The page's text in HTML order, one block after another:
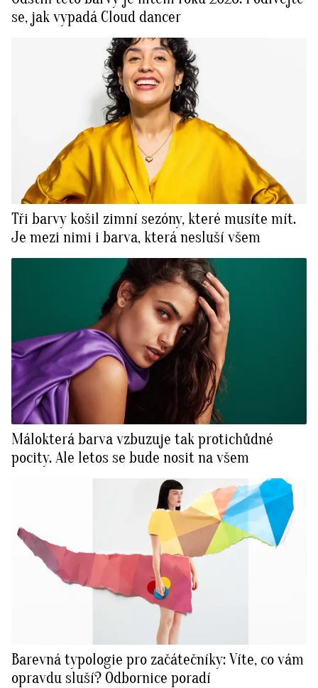
se, jak vypadá Cloud dancer
Tři barvy košil zimní sezóny, které musíte mít.
Je mezi nimi i barva, která nesluší všem
Málokterá barva vzbuzuje tak protichůdné
pocity. Ale letos se bude nosit na všem
Barevná typologie pro začátečníky: Víte, co vám
opravdu sluší? Odbornice poradí